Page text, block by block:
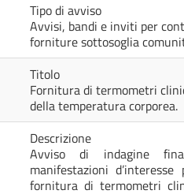
Tipo di avviso
Avvisi, bandi e inviti per
forniture sottosoglia
Titolo
Fornitura di termometri
della temperatura corporea.
Descrizione
Avviso di indagine
manifestazioni
fornitura di termometri